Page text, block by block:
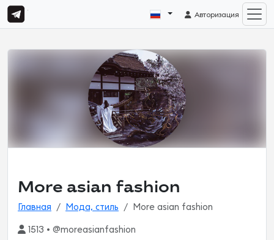
Авторизация
More asian fashion
Главная Мода, стиль More asian fashion
1513 • @moreasianfashion